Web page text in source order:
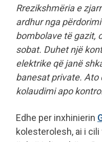
Rrezikshmëria e
ardhur nga
bombolave të gazit,
sobat. Duhet një
elektrike që janë
banesat private. Ato
kolaudimi apo
Edhe per inxhinierin
kolesterolesh, ai i